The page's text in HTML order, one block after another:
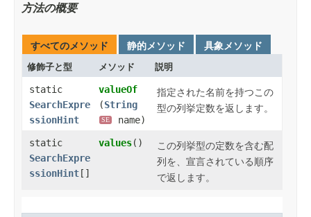
方法の概要
すべてのメソッド 静的メソッド 具象メソッド
修飾子と型 メソッド 説明
static
SearchExpre
ssionHint
valueOf
(String
SE name)
指定された名前を持つこの
型の列挙定数を返します。
static
SearchExpre
ssionHint[]
values()
この列挙型の定数を含む配
列を、宣言されている順序
で返します。